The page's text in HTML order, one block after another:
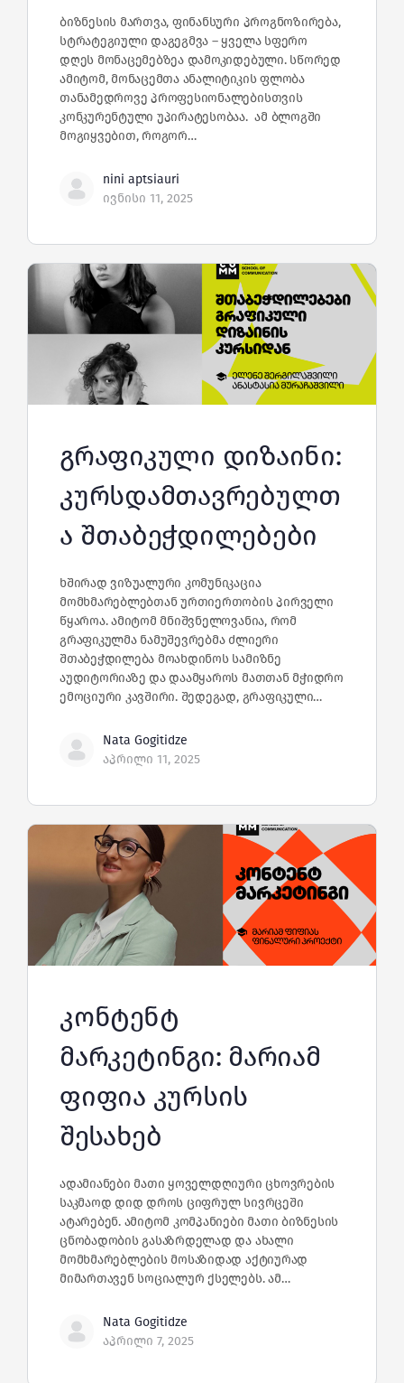
ბიზნესის მართვა, ფინანსური პროგნოზირება,
სტრატეგიული დაგეგმვა – ყველა სფერო
დღეს მონაცემებზეა დამოკიდებული. სწორედ
ამიტომ, მონაცემთა ანალიტიკის ფლობა
თანამედროვე პროფესიონალებისთვის
კონკურენტული უპირატესობაა. ამ ბლოგში
მოგიყვებით, როგორ…
nini aptsiauri
ივნისი 11, 2025
გრაფიკული დიზაინი:
კურსდამთავრებულთ
ა შთაბეჭდილებები
ხშირად ვიზუალური კომუნიკაცია
მომხმარებლებთან ურთიერთობის პირველი
წყაროა. ამიტომ მნიშვნელოვანია, რომ
გრაფიკულმა ნამუშევრებმა ძლიერი
შთაბეჭდილება მოახდინოს სამიზნე
აუდიტორიაზე და დაამყაროს მათთან მჭიდრო
ემოციური კავშირი. შედეგად, გრაფიკული…
Nata Gogitidze
აპრილი 11, 2025
კონტენტ
მარკეტინგი: მარიამ
ფიფია კურსის
შესახებ
ადამიანები მათი ყოველდღიური ცხოვრების
საკმაოდ დიდ დროს ციფრულ სივრცეში
ატარებენ. ამიტომ კომპანიები მათი ბიზნესის
ცნობადობის გასაზრდელად და ახალი
მომხმარებლების მოსაზიდად აქტიურად
მიმართავენ სოციალურ ქსელებს. ამ…
Nata Gogitidze
აპრილი 7, 2025